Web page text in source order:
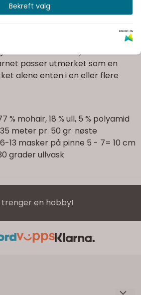
mohair uttrykket vi
passer utmerket som en
alene enten i en eller flere
% mohair, 18 % ull, 5 %
meter pr. 50 gr. nøste
13 masker på pinne 5 - 7= 10 cm
grader ullvask
trenger en hobby!
Bekreft valg
Drevet av